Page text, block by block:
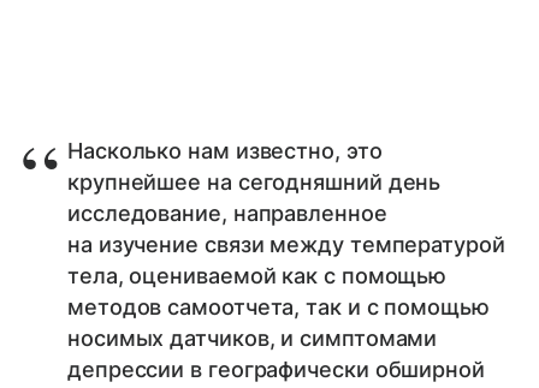
Насколько нам известно, это
крупнейшее на сегодняшний день
исследование, направленное
на изучение связи между температурой
тела, оцениваемой как с помощью
методов самоотчета, так и с помощью
носимых датчиков, и симптомами
депрессии в географически обширной